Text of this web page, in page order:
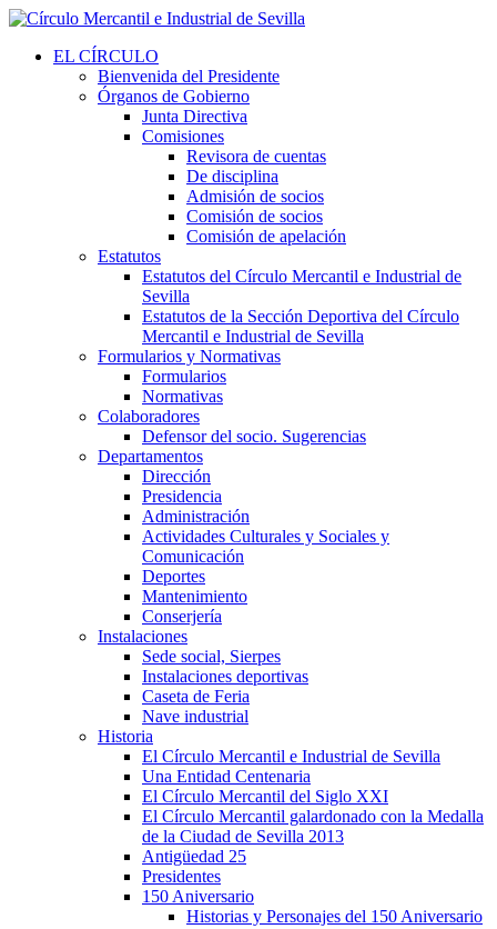
EL CÍRCULO
Bienvenida del Presidente
Órganos de Gobierno
Junta Directiva
Comisiones
Revisora de cuentas
De disciplina
Admisión de socios
Comisión de socios
Comisión de apelación
Estatutos
Estatutos del Círculo Mercantil e Industrial de
Sevilla
Estatutos de la Sección Deportiva del Círculo
Mercantil e Industrial de Sevilla
Formularios y Normativas
Formularios
Normativas
Colaboradores
Defensor del socio. Sugerencias
Departamentos
Dirección
Presidencia
Administración
Actividades Culturales y Sociales y
Comunicación
Deportes
Mantenimiento
Conserjería
Instalaciones
Sede social, Sierpes
Instalaciones deportivas
Caseta de Feria
Nave industrial
Historia
El Círculo Mercantil e Industrial de Sevilla
Una Entidad Centenaria
El Círculo Mercantil del Siglo XXI
El Círculo Mercantil galardonado con la Medalla
de la Ciudad de Sevilla 2013
Antigüedad 25
Presidentes
150 Aniversario
Historias y Personajes del 150 Aniversario